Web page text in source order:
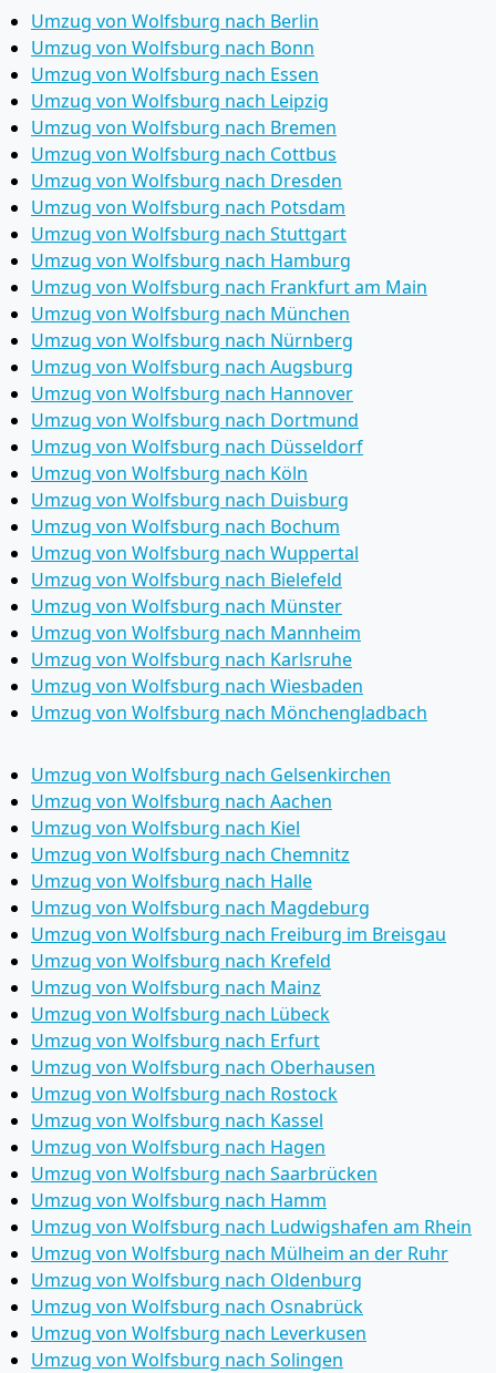
Umzug von Wolfsburg nach Berlin
Umzug von Wolfsburg nach Bonn
Umzug von Wolfsburg nach Essen
Umzug von Wolfsburg nach Leipzig
Umzug von Wolfsburg nach Bremen
Umzug von Wolfsburg nach Cottbus
Umzug von Wolfsburg nach Dresden
Umzug von Wolfsburg nach Potsdam
Umzug von Wolfsburg nach Stuttgart
Umzug von Wolfsburg nach Hamburg
Umzug von Wolfsburg nach Frankfurt am Main
Umzug von Wolfsburg nach München
Umzug von Wolfsburg nach Nürnberg
Umzug von Wolfsburg nach Augsburg
Umzug von Wolfsburg nach Hannover
Umzug von Wolfsburg nach Dortmund
Umzug von Wolfsburg nach Düsseldorf
Umzug von Wolfsburg nach Köln
Umzug von Wolfsburg nach Duisburg
Umzug von Wolfsburg nach Bochum
Umzug von Wolfsburg nach Wuppertal
Umzug von Wolfsburg nach Bielefeld
Umzug von Wolfsburg nach Münster
Umzug von Wolfsburg nach Mannheim
Umzug von Wolfsburg nach Karlsruhe
Umzug von Wolfsburg nach Wiesbaden
Umzug von Wolfsburg nach Mönchen­gladbach
Umzug von Wolfsburg nach Gelsenkirchen
Umzug von Wolfsburg nach Aachen
Umzug von Wolfsburg nach Kiel
Umzug von Wolfsburg nach Chemnitz
Umzug von Wolfsburg nach Halle
Umzug von Wolfsburg nach Magdeburg
Umzug von Wolfsburg nach Freiburg im Breisgau
Umzug von Wolfsburg nach Krefeld
Umzug von Wolfsburg nach Mainz
Umzug von Wolfsburg nach Lübeck
Umzug von Wolfsburg nach Erfurt
Umzug von Wolfsburg nach Oberhausen
Umzug von Wolfsburg nach Rostock
Umzug von Wolfsburg nach Kassel
Umzug von Wolfsburg nach Hagen
Umzug von Wolfsburg nach Saarbrücken
Umzug von Wolfsburg nach Hamm
Umzug von Wolfsburg nach Ludwigshafen am Rhein
Umzug von Wolfsburg nach Mülheim an der Ruhr
Umzug von Wolfsburg nach Oldenburg
Umzug von Wolfsburg nach Osnabrück
Umzug von Wolfsburg nach Leverkusen
Umzug von Wolfsburg nach Solingen